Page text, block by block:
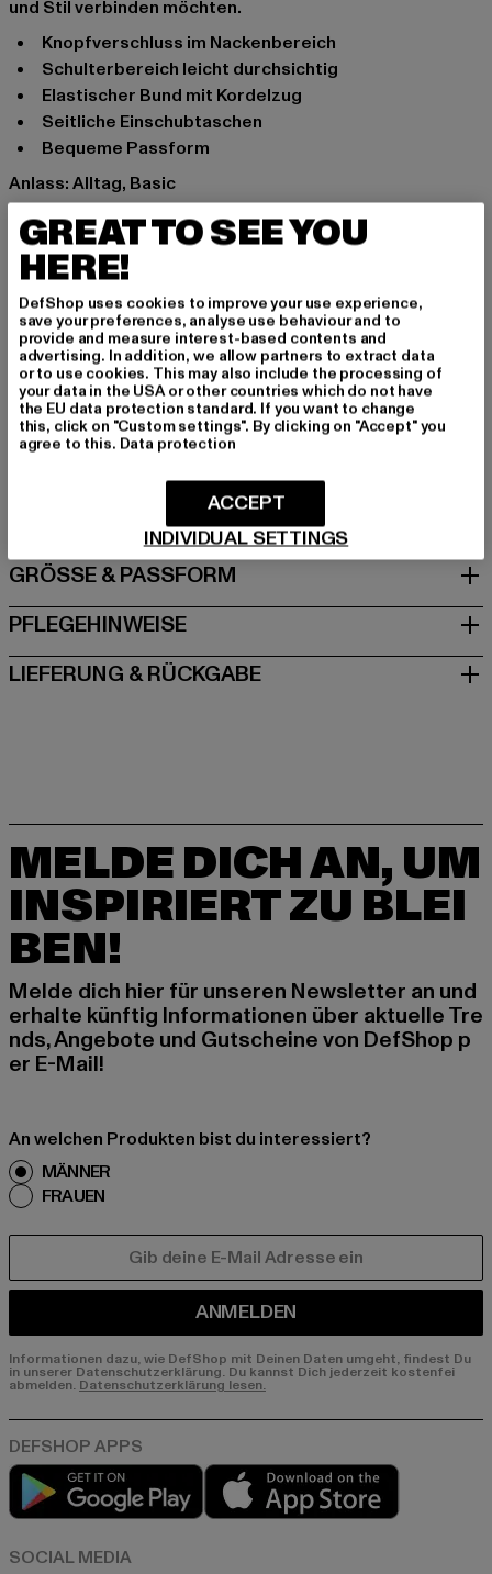
und Stil verbinden möchten.
Knopfverschluss im Nackenbereich
Schulterbereich leicht durchsichtig
elastischer Bund mit Kordelzug
seitliche Einschubtaschen
bequeme Passform
Anlass: Alltag, Basic
Ausschnitt: Rundhals
Marke: Urban Classics
Kat.: Jumpsuits
Farbe: schwarz
Hersteller Farbe: black
Materialzusammensetzung: 50% Polyester, 45%
Baumwolle, 5% Elasthan
Art.Nr: TB1179-00007
Hersteller: TB International GmbH |
GRÖSSE & PASSFORM
PFLEGEHINWEISE
LIEFERUNG & RÜCKGABE
MELDE DICH AN, UM
INSPIRIERT ZU BLEI
BEN!
Melde dich hier für unseren Newsletter an und
erhalte künftig Informationen über aktuelle Tre
nds, Angebote und Gutscheine von DefShop p
er E-Mail!
An welchen Produkten bist du interessiert?
MÄNNER
FRAUEN
ANMELDEN
Informationen dazu, wie DefShop mit Deinen Daten umgeht, findest Du
in unserer Datenschutzerklärung. Du kannst Dich jederzeit kostenfei
abmelden. Datenschutzerklärung lesen.
Play market
GREAT TO SEE YOU
HERE!
DefShop uses cookies to improve your use experience,
save your preferences, analyse use behaviour and to
provide and measure interest-based contents and
advertising. In addition, we allow partners to extract data
or to use cookies. This may also include the processing of
your data in the USA or other countries which do not have
the EU data protection standard. If you want to change
this, click on "Custom settings". By clicking on "Accept" you
agree to this. Data protection
INDIVIDUAL SETTINGS
ACCEPT